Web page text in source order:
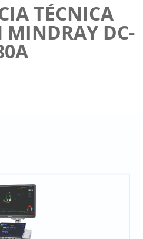
TÉCNICA
MINDRAY DC-